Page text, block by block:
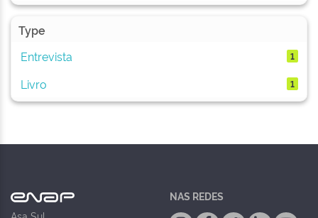
Type
Entrevista
1
Livro 1
NAS REDES